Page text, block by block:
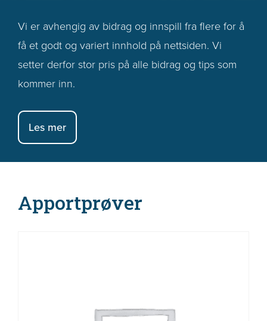
Vi er avhengig av bidrag og innspill fra flere for å
få et godt og variert innhold på nettsiden. Vi
setter derfor stor pris på alle bidrag og tips som
kommer inn.
Les mer
Apportprøver